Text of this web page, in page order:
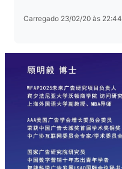
Carregado 23/02/20 às 22:44